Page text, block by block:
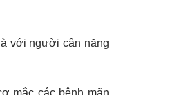
với người cân nặng
mắc các bệnh mãn